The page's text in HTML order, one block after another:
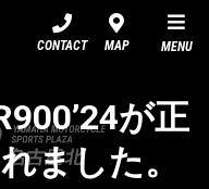
CONTACT MAP MENU
が正
ました。